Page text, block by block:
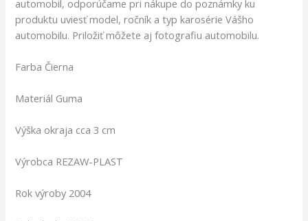
automobil, odporúčame pri nákupe do poznámky ku
produktu uviesť model, ročník a typ karosérie Vášho
automobilu. Priložiť môžete aj fotografiu automobilu.
Farba Čierna
Materiál Guma
Výška okraja cca 3 cm
Výrobca REZAW-PLAST
Rok výroby 2004